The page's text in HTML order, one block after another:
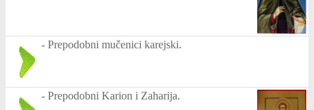
- Prepodobni mučenici karejski.
- Prepodobni Karion i Zaharija.